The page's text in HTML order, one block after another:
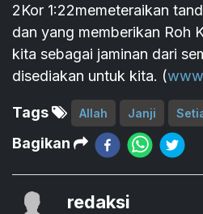
2Kor 1:22memeteraikan
dan yang memberikan Roh
kita sebagai jaminan dari
disediakan untuk kita. (
Tags Allah Janji
Bagikan
redaksi